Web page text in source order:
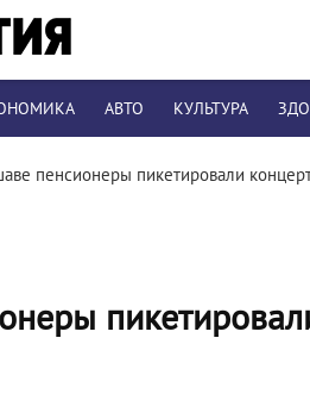
АВТО КУЛЬТУРА
пенсионеры пикетировали